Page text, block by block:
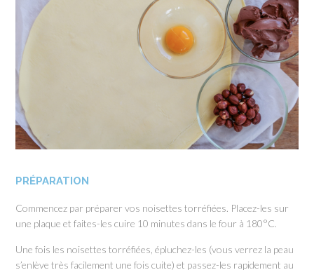
PRÉPARATION
Commencez par préparer vos noisettes torréfiées. Placez-les sur
une plaque et faites-les cuire 10 minutes dans le four à 180°C.
Une fois les noisettes torréfiées, épluchez-les (vous verrez la peau
s’enlève très facilement une fois cuite) et passez-les rapidement au